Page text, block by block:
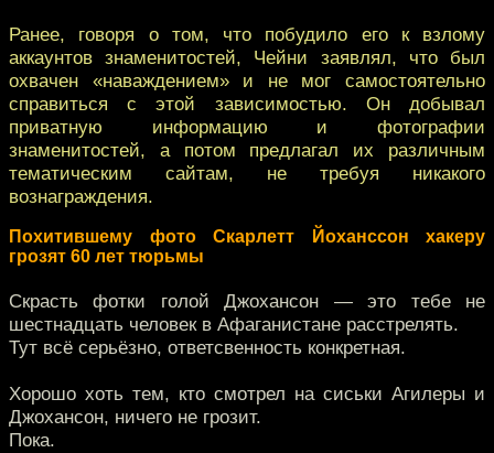
Ранее, говоря о том, что побудило его к взлому
аккаунтов знаменитостей, Чейни заявлял, что был
охвачен «наваждением» и не мог самостоятельно
справиться с этой зависимостью. Он добывал
приватную информацию и фотографии
знаменитостей, а потом предлагал их различным
тематическим сайтам, не требуя никакого
вознаграждения.
Похитившему фото Скарлетт Йоханссон хакеру
грозят 60 лет тюрьмы
Скрасть фотки голой Джохансон — это тебе не
шестнадцать человек в Афаганистане расстрелять.
Тут всё серьёзно, ответсвенность конкретная.
Хорошо хоть тем, кто смотрел на сиськи Агилеры и
Джохансон, ничего не грозит.
Пока.